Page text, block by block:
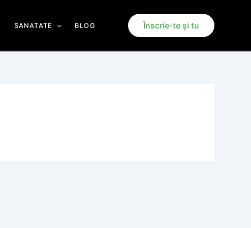
SANATATE BLOG Înscrie-te și tu